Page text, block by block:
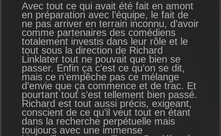
Avec tout ce qui avait été fait en amont
en préparation avec l’équipe, le fait de
ne pas arriver en terrain inconnu, d’avoir
comme partenaires des comédiens
totalement investis dans leur rôle et le
tout sous la direction de Richard
Linklater tout ne pouvait que bien se
passer. Enfin ça c’est ce qu’on se dit,
mais ce n’empêche pas ce mélange
d’envie que ça commence et de trac. Et
pourtant tout s’est tellement bien passé.
Richard est tout aussi précis, exigeant,
conscient de ce qu’il veut tout en étant
dans la recherche perpétuelle mais
toujours avec une immense